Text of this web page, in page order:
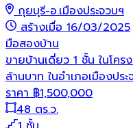
กุยบุรี-อ.เมืองประจวบฯ
สร้างเมื่อ 16/03/2025
มือสองบ้าน
ขายบ้านเดี่ยว 1 ชั้น ในโคร
ล้านบาท ในอำเภอเมืองปร
ราคา ฿1,500,000
48 ตร.ว.